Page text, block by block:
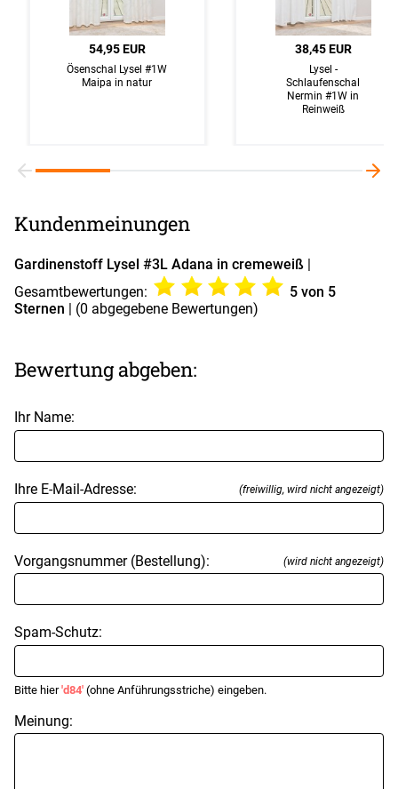
54,95 EUR
Ösenschal Lysel #1W
Maipa in natur
38,45 EUR
Lysel -
Schlaufenschal
Nermin #1W in
Reinweiß
Kundenmeinungen
Gardinenstoff Lysel #3L Adana in cremeweiß |
Gesamtbewertungen:
5von 5
Sternen
| (0 abgegebene Bewertungen)
Bewertung abgeben:
Ihr Name:
Ihre E-Mail-Adresse: (freiwillig, wird nicht angezeigt)
Vorgangsnummer (Bestellung): (wird nicht angezeigt)
Spam-Schutz:
Bitte hier'd84' (ohne Anführungsstriche) eingeben.
Meinung: